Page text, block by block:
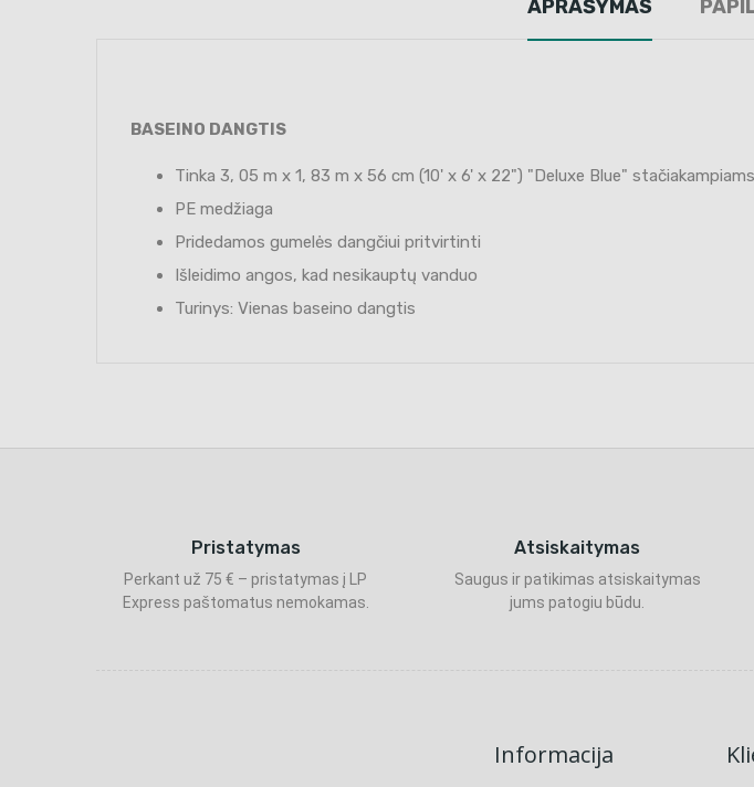
APRAŠYMAS
BASEINO DANGTIS
Tinka 3, 05 m x 1, 83 m x 56 cm (10' x 6' x 22") "Deluxe Blue"
PE medžiaga
Pridedamos gumelės dangčiui pritvirtinti
Išleidimo angos, kad nesikauptų vanduo
Turinys: Vienas baseino dangtis
Pristatymas
Perkant už 75 € – pristatymas į LP
Express paštomatus nemokamas.
Atsiskaitymas
Saugus ir patikimas atsiskaitymas
jums patogiu būdu.
Informacija